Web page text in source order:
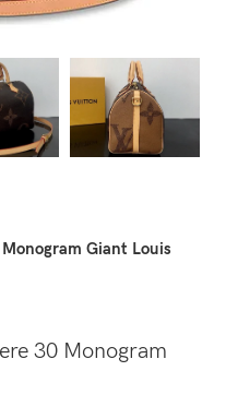
Giant Louis
30 Monogram